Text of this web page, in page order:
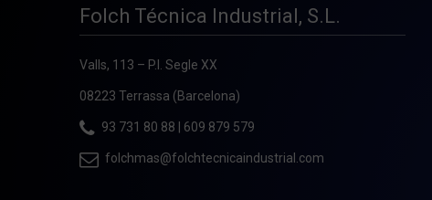
Folch Técnica Industrial, S.L.
Valls, 113 – P.I. Segle XX
08223 Terrassa (Barcelona)
93 731 80 88 609 879 579
folchmas@folchtecnicaindustrial.com